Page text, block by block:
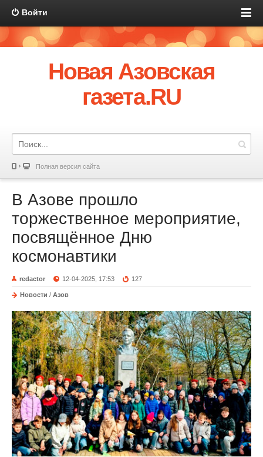
Войти
Новая Азовская
газета.RU
Полная версия сайта
В Азове прошло
торжественное мероприятие,
посвящённое Дню
космонавтики
redactor 12-04-2025, 17:53 127
Новости / Азов